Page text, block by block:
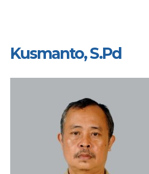
Kusmanto, S.Pd